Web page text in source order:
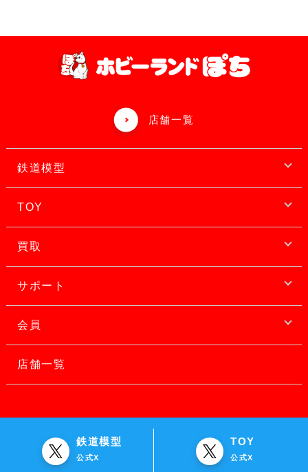
店舗一覧
鉄道模型
TOY
買取
サポート
会員
店舗一覧
鉄道模型
公式X
TOY
公式X